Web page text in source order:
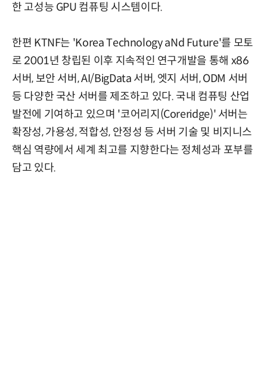
한 고성능 GPU 컴퓨팅 시스템이다.
한편 KTNF는 'Korea Technology aNd Future'를 모토
로 2001년 창립된 이후 지속적인 연구개발을 통해 x86
서버, 보안 서버, AI/BigData 서버, 엣지 서버, ODM 서버
등 다양한 국산 서버를 제조하고 있다. 국내 컴퓨팅 산업
발전에 기여하고 있으며 '코어리지(Coreridge)' 서버는
확장성, 가용성, 적합성, 안정성 등 서버 기술 및 비지니스
핵심 역량에서 세계 최고를 지향한다는 정체성과 포부를
담고 있다.